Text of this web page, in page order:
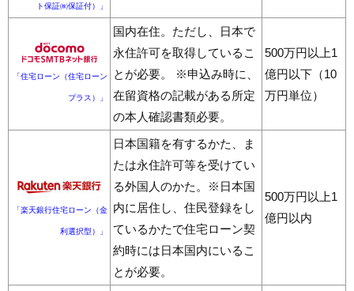
ト保証㈱保証付）」
「住宅ローン（住宅ローン
プラス）」
国内在住。ただし、日本で
永住許可を取得しているこ
とが必要。 ※申込み時に、
在留資格の記載がある所定
の本人確認書類必要。
500万円以上1
億円以下（10
万円単位）
「楽天銀行住宅ローン（金
利選択型）」
日本国籍を有するかた、ま
たは永住許可等を受けてい
る外国人のかた。※日本国
内に居住し、住民登録をし
ているかたで住宅ローン契
約時には日本国内にいるこ
とが必要。
500万円以上1
億円以内